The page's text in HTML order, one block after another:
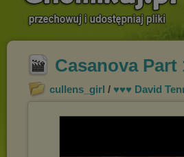
Casanova Part
cullens_girl / ♥♥♥ David